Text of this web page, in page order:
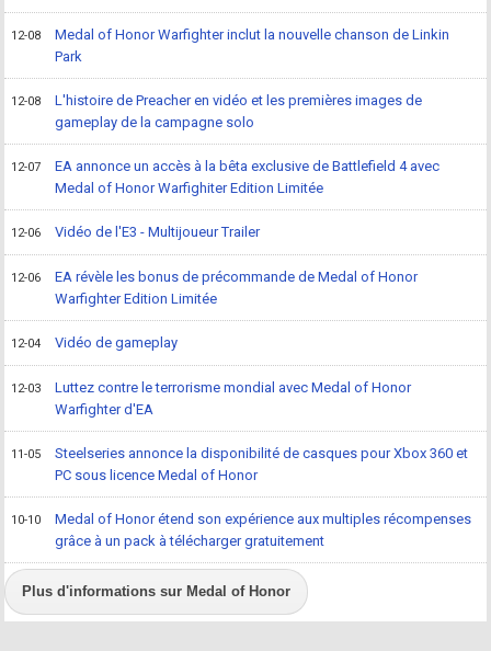
12-08
Medal of Honor Warfighter inclut la nouvelle chanson de Linkin
Park
12-08
L'histoire de Preacher en vidéo et les premières images de
gameplay de la campagne solo
12-07
EA annonce un accès à la bêta exclusive de Battlefield 4 avec
Medal of Honor Warfighiter Edition Limitée
12-06 Vidéo de l'E3 - Multijoueur Trailer
12-06
EA révèle les bonus de précommande de Medal of Honor
Warfighter Edition Limitée
12-04 Vidéo de gameplay
12-03
Luttez contre le terrorisme mondial avec Medal of Honor
Warfighter d'EA
11-05
Steelseries annonce la disponibilité de casques pour Xbox 360 et
PC sous licence Medal of Honor
10-10
Medal of Honor étend son expérience aux multiples récompenses
grâce à un pack à télécharger gratuitement
Plus d'informations sur Medal of Honor